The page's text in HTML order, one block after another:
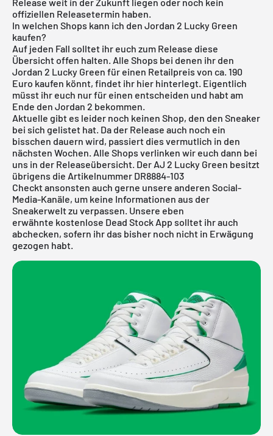
offiziellen Releasetermin haben.
In welchen Shops kann ich den Jordan 2 Lucky Green
kaufen?
Auf jeden Fall solltet ihr euch zum Release diese
Übersicht offen halten. Alle Shops bei denen ihr den
Jordan 2 Lucky Green für einen Retailpreis von ca. 190
Euro kaufen könnt, findet ihr hier hinterlegt. Eigentlich
müsst ihr euch nur für einen entscheiden und habt am
Ende den Jordan 2 bekommen.
Aktuelle gibt es leider noch keinen Shop, den den Sneaker
bei sich gelistet hat. Da der Release auch noch ein
bisschen dauern wird, passiert dies vermutlich in den
nächsten Wochen. Alle Shops verlinken wir euch dann bei
uns in der Releaseübersicht. Der AJ 2 Lucky Green besitzt
übrigens die Artikelnummer DR8884-103
Checkt ansonsten auch gerne unsere anderen Social-
Media-Kanäle, um keine Informationen aus der
Sneakerwelt zu verpassen. Unsere eben
erwähnte kostenlose Dead Stock App solltet ihr auch
abchecken, sofern ihr das bisher noch nicht in Erwägung
gezogen habt.